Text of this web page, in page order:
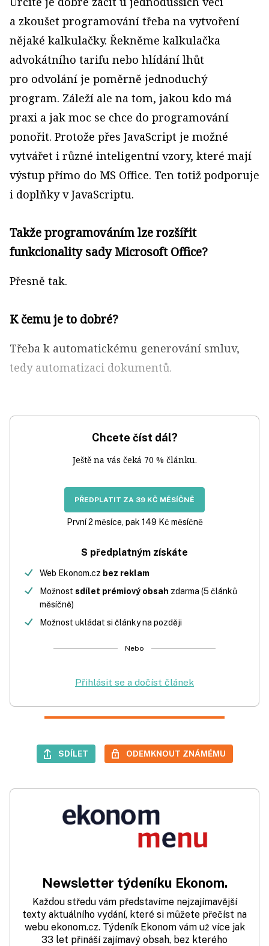
a zkoušet programování třeba na vytvoření
nějaké kalkulačky. Řekněme kalkulačka
advokátního tarifu nebo hlídání lhůt
pro odvolání je poměrně jednoduchý
program. Záleží ale na tom, jakou kdo má
praxi a jak moc se chce do programování
ponořit. Protože přes JavaScript je možné
vytvářet i různé inteligentní vzory, které mají
výstup přímo do MS Office. Ten totiž podporuje
i doplňky v JavaScriptu.
Takže programováním lze rozšířit
funkcionality sady Microsoft Office?
Přesně tak.
K čemu je to dobré?
Třeba k automatickému generování smluv,
tedy automatizaci dokumentů.
Chcete číst dál?
Ještě na vás čeká 70 % článku.
PŘEDPLATIT ZA 39 KČ MĚSÍČNĚ
První 2 měsíce, pak 149 Kč měsíčně
S předplatným získáte
Web Ekonom.cz bez reklam
Možnost sdílet prémiový obsah zdarma (5 článků
měsíčně)
Možnost ukládat si články na později
Nebo
Přihlásit se a dočíst článek
SDÍLET ODEMKNOUT ZNÁMÉMU
Newsletter týdeníku Ekonom.
Každou středu vám představíme nejzajímavější
texty aktuálního vydání, které si můžete přečíst na
webu ekonom.cz. Týdeník Ekonom vám už více jak
33 let přináší zajímavý obsah, bez kterého